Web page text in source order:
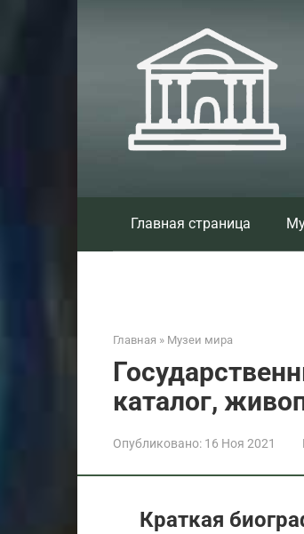
Главная страница
Главная » Музеи мира
каталог,
Опубликовано: 16 Ноя 2021
Краткая